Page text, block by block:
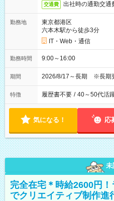
交通費 出社時の通勤交通
勤務地
東京都港区
六本木駅から徒歩3分
IT・Web・通信
勤務時間 9:00～16:00
期間 2026/8/17～長期 ※長期
特徴 履歴書不要 / 40～50代活
気になる！ 応
未
完全在宅＊時給2600円
でクリエイティブ制作進